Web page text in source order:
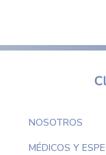
NOSOTROS
MÉDICOS Y